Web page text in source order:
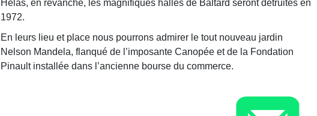
Hélas, en revanche, les magnifiques halles de Baltard seront détruites en
1972.
En leurs lieu et place nous pourrons admirer le tout nouveau jardin
Nelson Mandela, flanqué de l’imposante Canopée et de la Fondation
Pinault installée dans l’ancienne bourse du commerce.